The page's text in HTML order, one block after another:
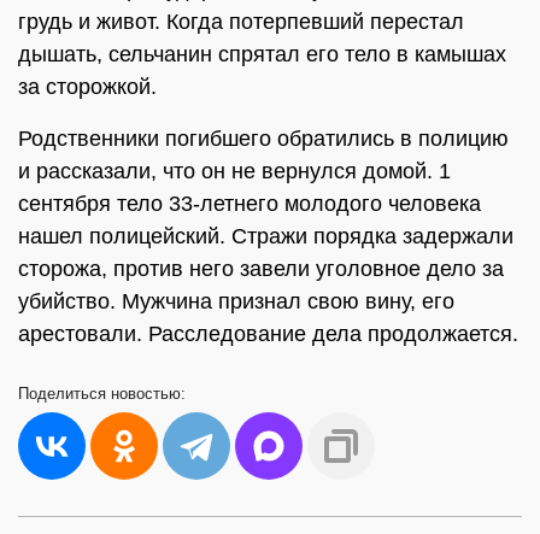
грудь и живот. Когда потерпевший перестал
дышать, сельчанин спрятал его тело в камышах
за сторожкой.
Родственники погибшего обратились в полицию
и рассказали, что он не вернулся домой. 1
сентября тело 33-летнего молодого человека
нашел полицейский. Стражи порядка задержали
сторожа, против него завели уголовное дело за
убийство. Мужчина признал свою вину, его
арестовали. Расследование дела продолжается.
Поделиться новостью: